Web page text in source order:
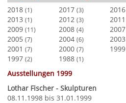
2018 (1) 2017 (3) 2016
2013 (1) 2012 (3) 2011
2009 (11) 2008 (4) 2007
2005 (7) 2004 (6) 2003
2001 (7) 2000 (7) 1999
1997 (2) 1988 (1)
Ausstellungen 1999
Lothar Fischer - Skulpturen
08.11.1998 bis 31.01.1999